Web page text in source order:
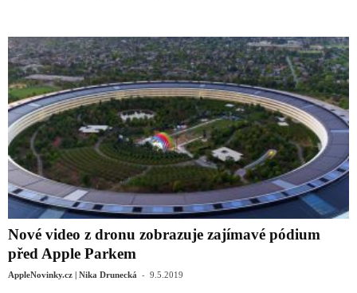
Nové video z dronu zobrazuje zajímavé pódium
před Apple Parkem
AppleNovinky.cz | Nika Drunecká - 9.5.2019